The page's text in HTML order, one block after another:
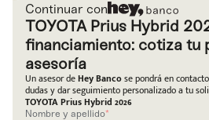
Escríbenos
+528121278366
Código
Postal
Ingresar
Continuar con
TOYOTA Prius Hybrid
financiamiento: cotiza tu
asesoría
Un asesor deHey Bancose pondrá en
dudas y dar seguimiento personalizado a tu
TOYOTA Prius Hybrid 2026
Nombre y apellido